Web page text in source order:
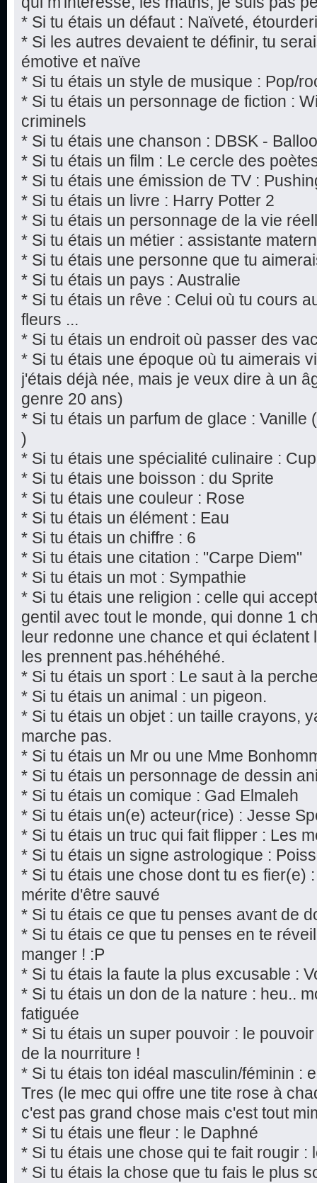
* Si tu étais un défaut : Naïveté,
* Si les autres devaient te définir, tu
émotive et naïve
* Si tu étais un style de musique : Pop/
* Si tu étais un personnage de fiction :
criminels
* Si tu étais une chanson : DBSK -
* Si tu étais un film : Le cercle des
* Si tu étais une émission de TV :
* Si tu étais un livre : Harry Potter 2
* Si tu étais un personnage de la vie
* Si tu étais un métier : assistante
* Si tu étais une personne que tu
* Si tu étais un pays : Australie
* Si tu étais un rêve : Celui où tu cours
fleurs ...
* Si tu étais un endroit où passer des
* Si tu étais une époque où tu aimerais
j'étais déjà née, mais je veux dire à un
genre 20 ans)
* Si tu étais un parfum de glace : Vanille
)
* Si tu étais une spécialité culinaire :
* Si tu étais une boisson : du Sprite
* Si tu étais une couleur : Rose
* Si tu étais un élément : Eau
* Si tu étais un chiffre : 6
* Si tu étais une citation : "Carpe Diem"
* Si tu étais un mot : Sympathie
* Si tu étais une religion : celle qui
gentil avec tout le monde, qui donne 1
leur redonne une chance et qui
les prennent pas.héhéhéhé.
* Si tu étais un sport : Le saut à la
* Si tu étais un animal : un pigeon.
* Si tu étais un objet : un taille crayons,
marche pas.
* Si tu étais un Mr ou une Mme
* Si tu étais un personnage de dessin
* Si tu étais un comique : Gad Elmaleh
* Si tu étais un(e) acteur(rice) : Jesse
* Si tu étais un truc qui fait flipper : Les
* Si tu étais un signe astrologique :
* Si tu étais une chose dont tu es fier(e)
mérite d'être sauvé
* Si tu étais ce que tu penses avant de
* Si tu étais ce que tu penses en te
manger ! :P
* Si tu étais la faute la plus excusable :
* Si tu étais un don de la nature : heu..
fatiguée
* Si tu étais un super pouvoir : le
de la nourriture !
* Si tu étais ton idéal masculin/féminin :
Tres (le mec qui offre une tite rose à
c'est pas grand chose mais c'est tout
* Si tu étais une fleur : le Daphné
* Si tu étais une chose qui te fait rougir :
* Si tu étais la chose que tu fais le plus